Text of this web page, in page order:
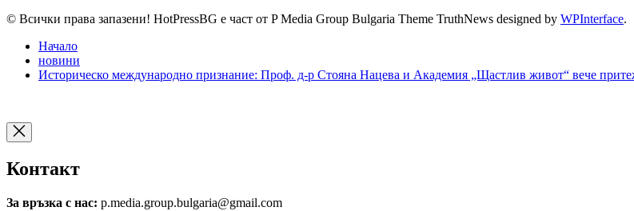
© Всички права запазени! HotPressBG е част от P Media Group Bulgaria Theme TruthNews designed by WPInterface.
Начало
новини
Историческо международно признание: Проф. д-р Стояна Нацева и Академия „Щастлив живот“ вече
Контакт
За връзка с нас: p.media.group.bulgaria@gmail.com